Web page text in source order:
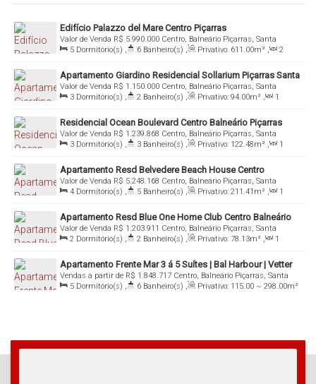
Edifício Palazzo del Mare Centro Piçarras
R$ 5.990.000
Valor de Venda
Centro, Balneário Piçarras, Santa
Catarina, Brasil
5 Dormitório(s) , 6 Banheiro(s) , Privativo: 611 .00m² ,
2
Sala(s) , 5 Suíte(s) , 4 Vaga(s)
Apartamento Giardino Residencial Sollarium Piçarras Santa
Catarina
R$ 1.150.000
Valor de Venda
Centro, Balneário Piçarras, Santa
Catarina, Brasil
3 Dormitório(s) , 2 Banheiro(s) , Privativo: 94.00m² ,
1
Sala(s) , 1 Suíte(s) , 2 Vaga(s)
Residencial Ocean Boulevard Centro Balneário Piçarras
R$ 1.239.868
Valor de Venda
Centro, Balneário Piçarras, Santa
Catarina, Brasil
3 Dormitório(s) , 3 Banheiro(s) , Privativo: 122.48m² ,
1
Sala(s) , 1 Suíte(s) , 2 Vaga(s)
Apartamento Resd Belvedere Beach House Centro
Balneário Piçarras
R$ 5.248.168
Valor de Venda
Centro, Balneário Piçarras, Santa
Catarina, Brasil
4 Dormitório(s) , 5 Banheiro(s) , Privativo: 211 .41 m² ,
1
Sala(s) , 4 Suíte(s) , Total: 392.00m²
Apartamento Resd Blue One Home Club Centro Balneário
Piçarras
R$ 1.203.911
Valor de Venda
Centro, Balneário Piçarras, Santa
Catarina, Brasil
2 Dormitório(s) , 2 Banheiro(s) , Privativo: 78.13m² ,
1
Sala(s) , 1 Suíte(s) , Total: 140.89m² , 1 Vaga(s)
Apartamento Frente Mar 3 á 5 Suítes | Bal Harbour | Vetter
R$ 1.848.717
Vendas a partir de
Centro, Balneário Piçarras, Santa
Catarina, Brasil
5 Dormitório(s) , 6 Banheiro(s) , Privativo: 115.00 ~ 298.00m²